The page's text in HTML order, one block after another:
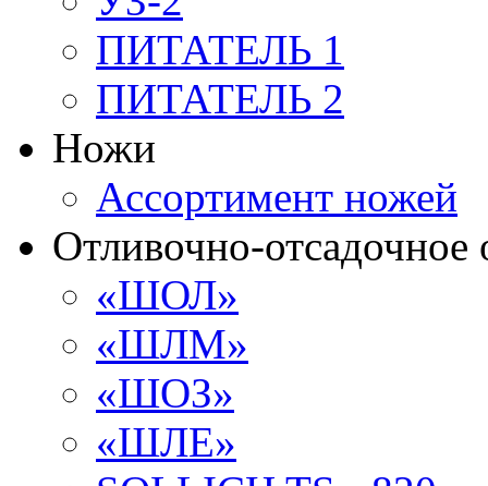
ПИТАТЕЛЬ 1
ПИТАТЕЛЬ 2
Ножи
Ассортимент ножей
Отливочно-отсадочное
«ШОЛ»
«ШЛМ»
«ШОЗ»
«ШЛЕ»